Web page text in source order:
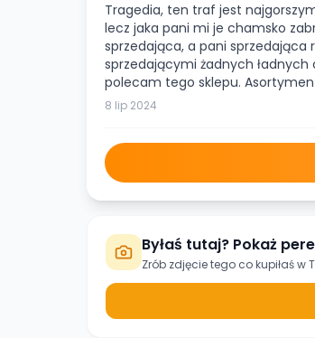
Tragedia, ten traf jest
lecz jaka pani mi je chamsko
sprzedająca, a pani sprzedająca
sprzedającymi żadnych
polecam tego sklepu.
8 lip 2024
Byłaś tutaj? Pokaż
Zrób zdjęcie tego co kupiłaś w